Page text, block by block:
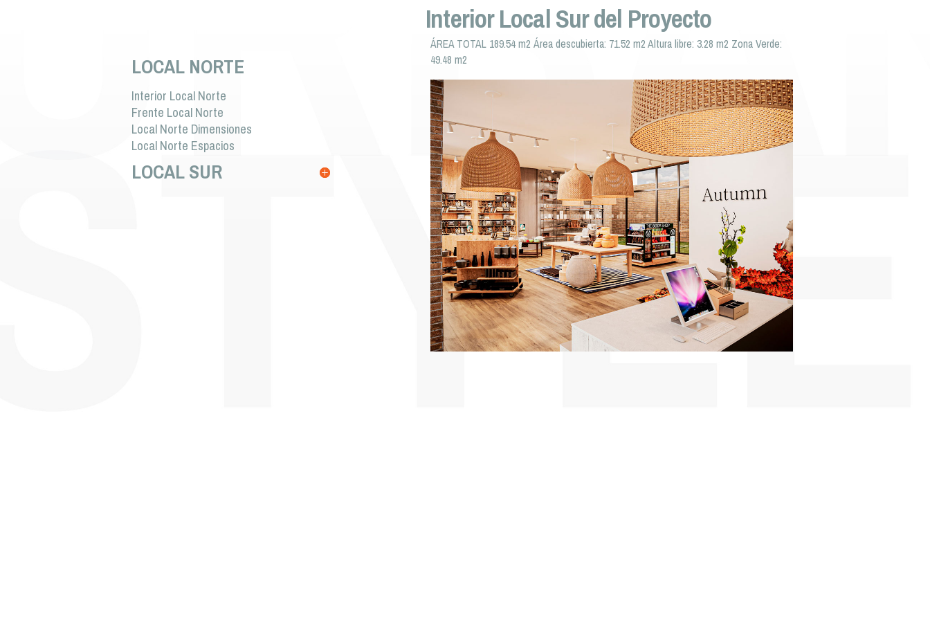
LOCAL NORTE
Interior Local Norte
Frente Local Norte
Local Norte Dimensiones
Local Norte Espacios
LOCAL SUR
Interior Local Sur del Proyecto
ÁREA TOTAL 189.54 m2 Área descubierta: 71.52 m2 Altura libre: 3.28 m2 Zona Verde:
49.48 m2